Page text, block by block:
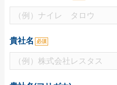
特集で探す
ビジネス向け特集
物件情報関係
各種展示会用
貴社名 必須